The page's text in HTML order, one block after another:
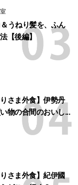
うねり髪を、ふん
【後編】
さま外食】伊勢丹
物の合間のおいし...
さま外食】紀伊國